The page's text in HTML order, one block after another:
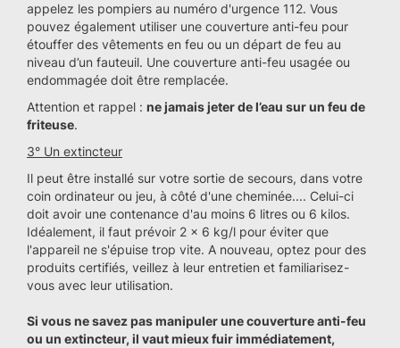
appelez les pompiers au numéro d'urgence 112. Vous
pouvez également utiliser une couverture anti-feu pour
étouffer des vêtements en feu ou un départ de feu au
niveau d’un fauteuil. Une couverture anti-feu usagée ou
endommagée doit être remplacée.
Attention et rappel : ne jamais jeter de l’eau sur un feu de
friteuse.
3° Un extincteur
Il peut être installé sur votre sortie de secours, dans votre
coin ordinateur ou jeu, à côté d'une cheminée.... Celui-ci
doit avoir une contenance d'au moins 6 litres ou 6 kilos.
Idéalement, il faut prévoir 2 x 6 kg/l pour éviter que
l'appareil ne s'épuise trop vite. A nouveau, optez pour des
produits certifiés, veillez à leur entretien et familiarisez-
vous avec leur utilisation.
Si vous ne savez pas manipuler une couverture anti-feu
ou un extincteur, il vaut mieux fuir immédiatement,